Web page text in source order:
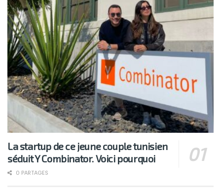
La startup de ce jeune couple tunisien
séduit Y Combinator. Voici pourquoi
0 PARTAGES